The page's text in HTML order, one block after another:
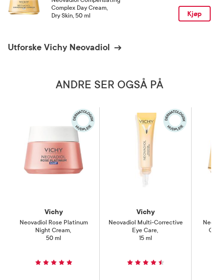
Complex Day Cream
Dry Skin, 50 ml
Kjøp
Utforske Vichy Neovadiol
ANDRE SER OGSÅ PÅ
Vichy
Neovadiol Rose Platinum
Night Cream,
50 ml
Vichy
Neovadiol Multi-Corrective
Eye Care,
15 ml